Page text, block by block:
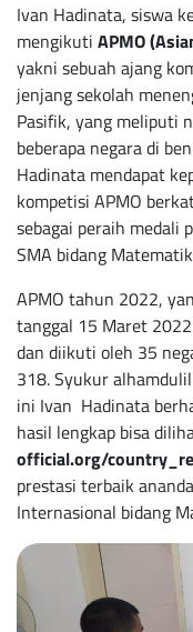
Ivan Hadinata, siswa
mengikuti APMO
yakni sebuah ajang
jenjang sekolah
Pasifik, yang meliputi
beberapa negara di
Hadinata mendapat
kompetisi APMO
sebagai peraih medali
SMA bidang
APMO tahun 2022,
tanggal 15 Maret
dan diikuti oleh 35
318. Syukur
ini Ivan Hadinata
hasil lengkap bisa
official.org/
prestasi terbaik
Internasional bidang